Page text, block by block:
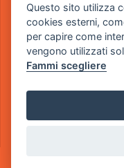
tel.: +39 030 376 2377
tel.: +39 030 336 6259
pec:
LINK UTILI
Informazioni
Questo sito utilizza
cookies esterni,
per capire come
vengono utilizzati
Fammi scegliere